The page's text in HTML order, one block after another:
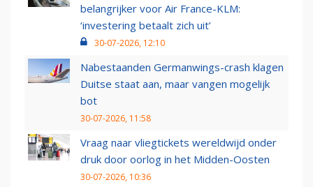
belangrijker voor Air France-KLM:
‘investering betaalt zich uit’
30-07-2026, 12:10
Nabestaanden Germanwings-crash klagen
Duitse staat aan, maar vangen mogelijk
bot
30-07-2026, 11:58
Vraag naar vliegtickets wereldwijd onder
druk door oorlog in het Midden-Oosten
30-07-2026, 10:36